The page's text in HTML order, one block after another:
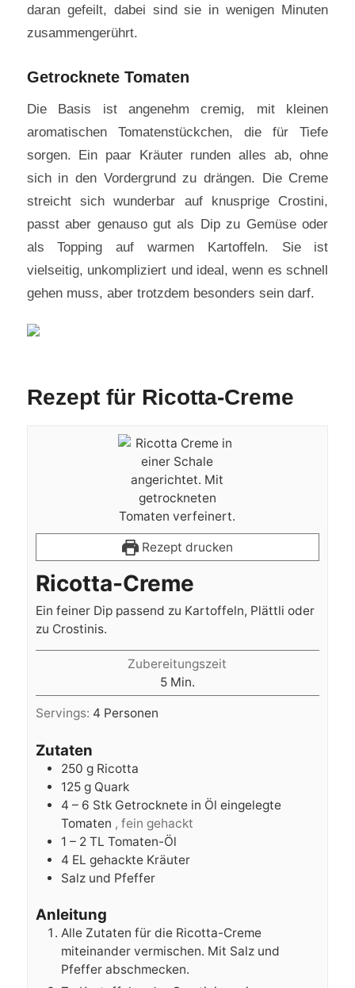
daran gefeilt, dabei sind sie in wenigen Minuten
zusammengerührt.
Getrocknete Tomaten
Die Basis ist angenehm cremig, mit kleinen
aromatischen Tomatenstückchen, die für Tiefe
sorgen. Ein paar Kräuter runden alles ab, ohne
sich in den Vordergrund zu drängen. Die Creme
streicht sich wunderbar auf knusprige Crostini,
passt aber genauso gut als Dip zu Gemüse oder
als Topping auf warmen Kartoffeln. Sie ist
vielseitig, unkompliziert und ideal, wenn es schnell
gehen muss, aber trotzdem besonders sein darf.
Rezept für Ricotta-Creme
Rezept drucken
Ricotta-Creme
Ein feiner Dip passend zu Kartoffeln, Plättli oder
zu Crostinis.
Zubereitungszeit
5Minuten
Min.
Servings: 4 Personen
Zutaten
250 g Ricotta
125 g Quark
4 – 6 Stk Getrocknete in Öl eingelegte
Tomaten , fein gehackt
1 – 2 TL Tomaten-Öl
4 EL gehackte Kräuter
Salz und Pfeffer
Anleitung
Alle Zutaten für die Ricotta-Creme
miteinander vermischen. Mit Salz und
Pfeffer abschmecken.